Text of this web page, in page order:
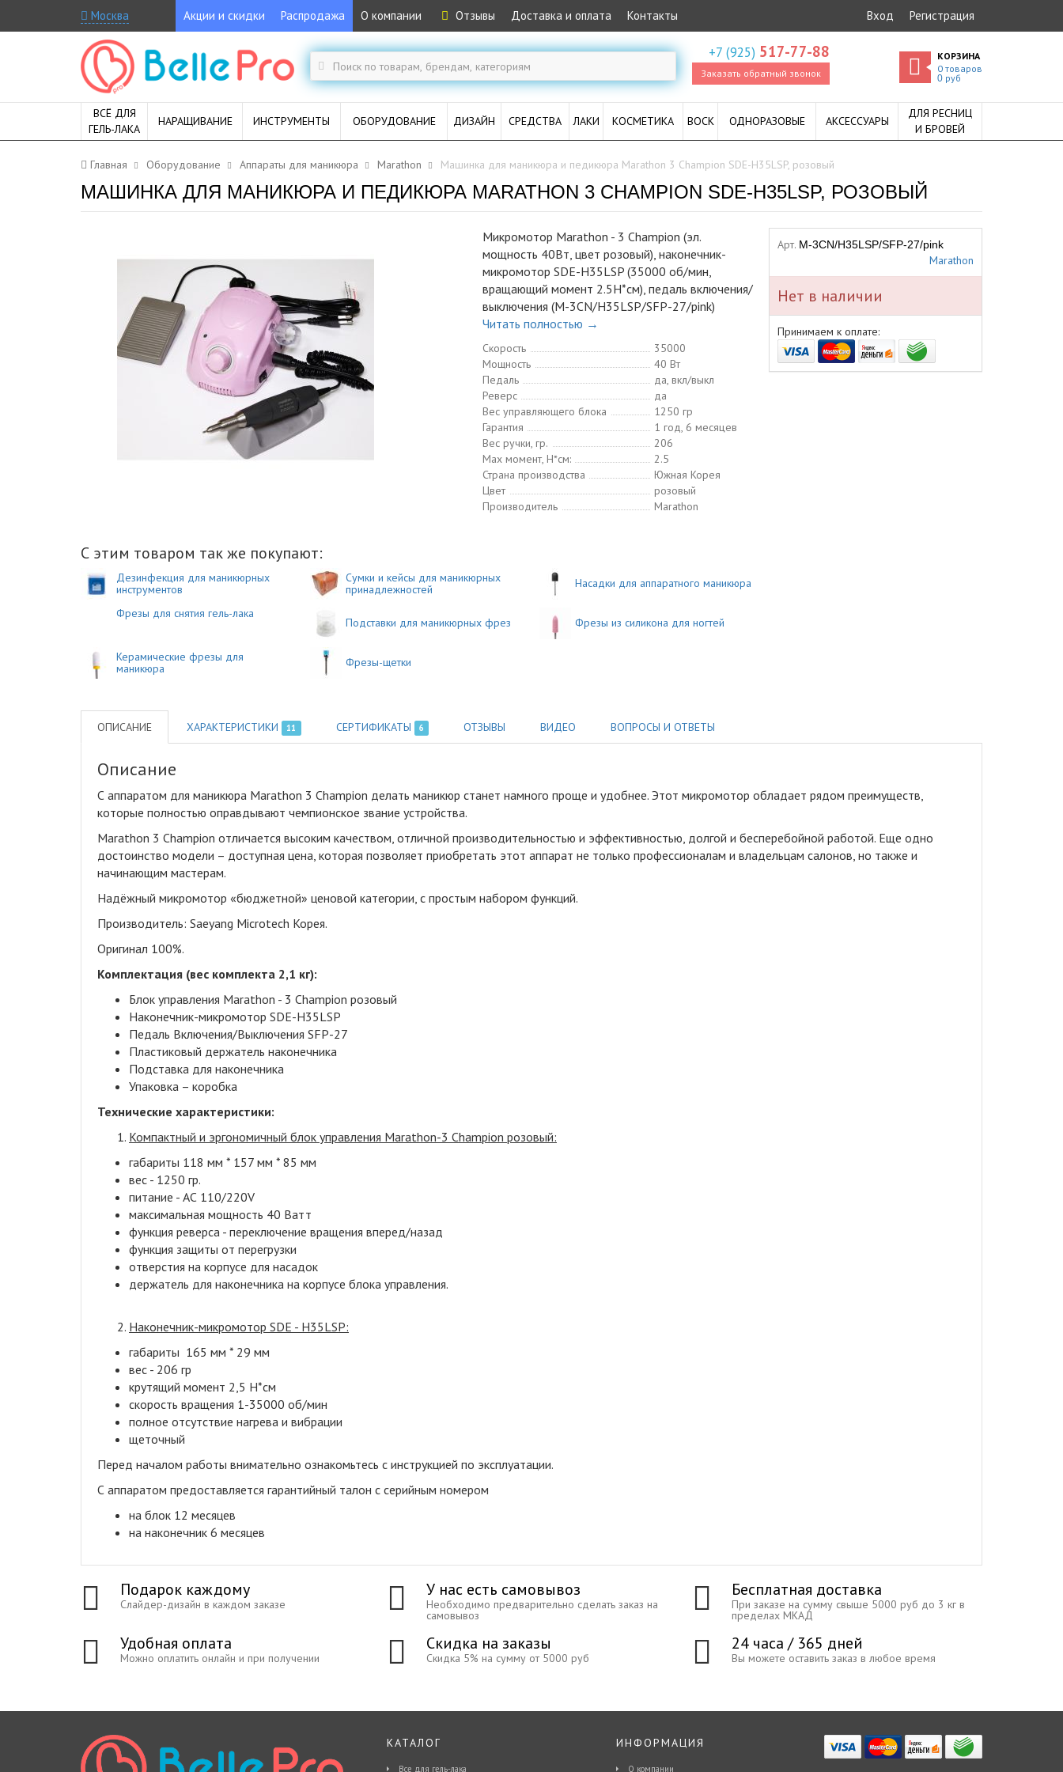
Москва Акции и скидки Распродажа О компании Отзывы Доставка и оплата Контакты Вход Регистрация
+7 (925) 517-77-88
Заказать обратный звонок
КОРЗИНА
0 товаров
0руб
ВСЁ ДЛЯ
ГЕЛЬ-ЛАКА
НАРАЩИВАНИЕ ИНСТРУМЕНТЫ ОБОРУДОВАНИЕ ДИЗАЙН СРЕДСТВА ЛАКИ КОСМЕТИКА ВОСК ОДНОРАЗОВЫЕ АКСЕССУАРЫ
ДЛЯ РЕСНИЦ
И БРОВЕЙ
Главная Оборудование Аппараты для маникюра Marathon Машинка для маникюра и педикюра Marathon 3 Champion SDE-H35LSP, розовый
МАШИНКА ДЛЯ МАНИКЮРА И ПЕДИКЮРА MARATHON 3 CHAMPION SDE-H35LSP, РОЗОВЫЙ
Микромотор Marathon - 3 Champion (эл.
мощность 40Вт, цвет розовый), наконечник-
микромотор SDE-H35LSP (35000 об/мин,
вращающий момент 2.5Н*см), педаль включения/
выключения (M-3CN/H35LSP/SFP-27/pink)
Читать полностью →
Скорость
35000
Мощность
40 Вт
Педаль
да, вкл/выкл
Реверс
да
Вес управляющего блока
1250 гр
Гарантия
1 год, 6 месяцев
Вес ручки, гр.
206
Max момент, Н*см:
2.5
Страна производства
Южная Корея
Цвет
розовый
Производитель
Marathon
С этим товаром так же покупают:
Дезинфекция для маникюрных
инструментов
Сумки и кейсы для маникюрных
принадлежностей
Насадки для аппаратного маникюра
Фрезы для снятия гель-лака
Подставки для маникюрных фрез Фрезы из силикона для ногтей
Керамические фрезы для
маникюра
Фрезы-щетки
Арт. M-3CN/H35LSP/SFP-27/pink
Marathon
Нет в наличии
Принимаем к оплате:
ОПИСАНИЕ ХАРАКТЕРИСТИКИ 11 СЕРТИФИКАТЫ 6 ОТЗЫВЫ ВИДЕО ВОПРОСЫ И ОТВЕТЫ
Описание
С аппаратом для маникюра Marathon 3 Champion делать маникюр станет намного проще и удобнее. Этот микромотор обладает рядом преимуществ,
которые полностью оправдывают чемпионское звание устройства.
Marathon 3 Champion отличается высоким качеством, отличной производительностью и эффективностью, долгой и бесперебойной работой. Еще одно
достоинство модели – доступная цена, которая позволяет приобретать этот аппарат не только профессионалам и владельцам салонов, но также и
начинающим мастерам.
Надёжный микромотор «бюджетной» ценовой категории, с простым набором функций.
Производитель: Saeyang Microtech Корея.
Оригинал 100%.
Комплектация (вес комплекта 2,1 кг):
Блок управления Marathon - 3 Champion розовый
Наконечник-микромотор SDE-H35LSP
Педаль Включения/Выключения SFP-27
Пластиковый держатель наконечника
Подставка для наконечника
Упаковка – коробка
Технические характеристики:
Компактный и эргономичный блок управления Marathon-3 Champion розовый:
габариты 118 мм * 157 мм * 85 мм
вес - 1250 гр.
питание - АС 110/220V
максимальная мощность 40 Ватт
функция реверса - переключение вращения вперед/назад
функция защиты от перегрузки
отверстия на корпусе для насадок
держатель для наконечника на корпусе блока управления.
Наконечник-микромотор SDE - H35LSP:
габариты 165 мм * 29 мм
вес - 206 гр
крутящий момент 2,5 Н*см
скорость вращения 1-35000 об/мин
полное отсутствие нагрева и вибрации
щеточный
Перед началом работы внимательно ознакомьтесь с инструкцией по эксплуатации.
С аппаратом предоставляется гарантийный талон с серийным номером
на блок 12 месяцев
на наконечник 6 месяцев
Подарок каждому
Слайдер-дизайн в каждом заказе
У нас есть самовывоз
Необходимо предварительно сделать заказ на
самовывоз
Бесплатная доставка
При заказе на сумму свыше 5000 руб до 3 кг в
пределах МКАД
Удобная оплата
Можно оплатить онлайн и при получении
Скидка на заказы
Скидка 5% на сумму от 5000 руб
24 часа / 365 дней
Вы можете оставить заказ в любое время
КАТАЛОГ
Все для гель-лака
ИНФОРМАЦИЯ
О компании